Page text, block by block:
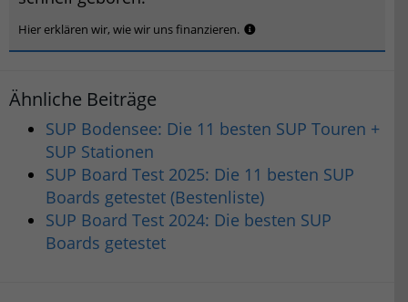
Hier erklären wir, wie wir uns finanzieren.
Ähnliche Beiträge
SUP Bodensee: Die 11 besten SUP Touren +
SUP Stationen
SUP Board Test 2025: Die 11 besten SUP
Boards getestet (Bestenliste)
SUP Board Test 2024: Die besten SUP
Boards getestet